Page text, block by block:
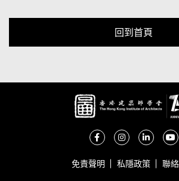
回到首頁
免責聲明 私隱政策 聯